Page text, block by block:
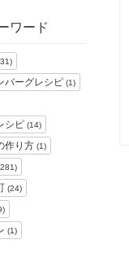
ワード
バーグレシピ (1)
シピ (14)
作り方 (1)
(24)
(1)